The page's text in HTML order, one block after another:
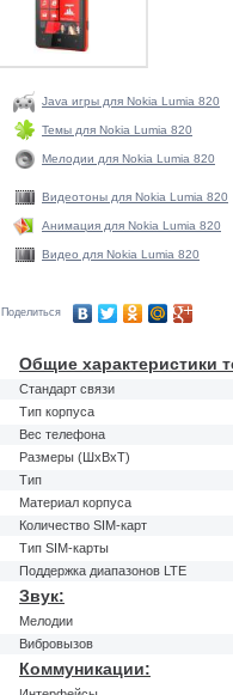
Java игры для Nokia Lumia 820
Темы для Nokia Lumia 820
Мелодии для Nokia Lumia 820
Видеотоны для Nokia Lumia 820
Анимация для Nokia Lumia 820
Видео для Nokia Lumia 820
Поделиться
Общие характеристики
Стандарт связи
Тип корпуса
Вес телефона
Размеры (ШxВxТ)
Тип
Материал корпуса
Количество SIM-карт
Тип SIM-карты
Поддержка диапазонов LTE
Звук:
Мелодии
Вибровызов
Коммуникации: